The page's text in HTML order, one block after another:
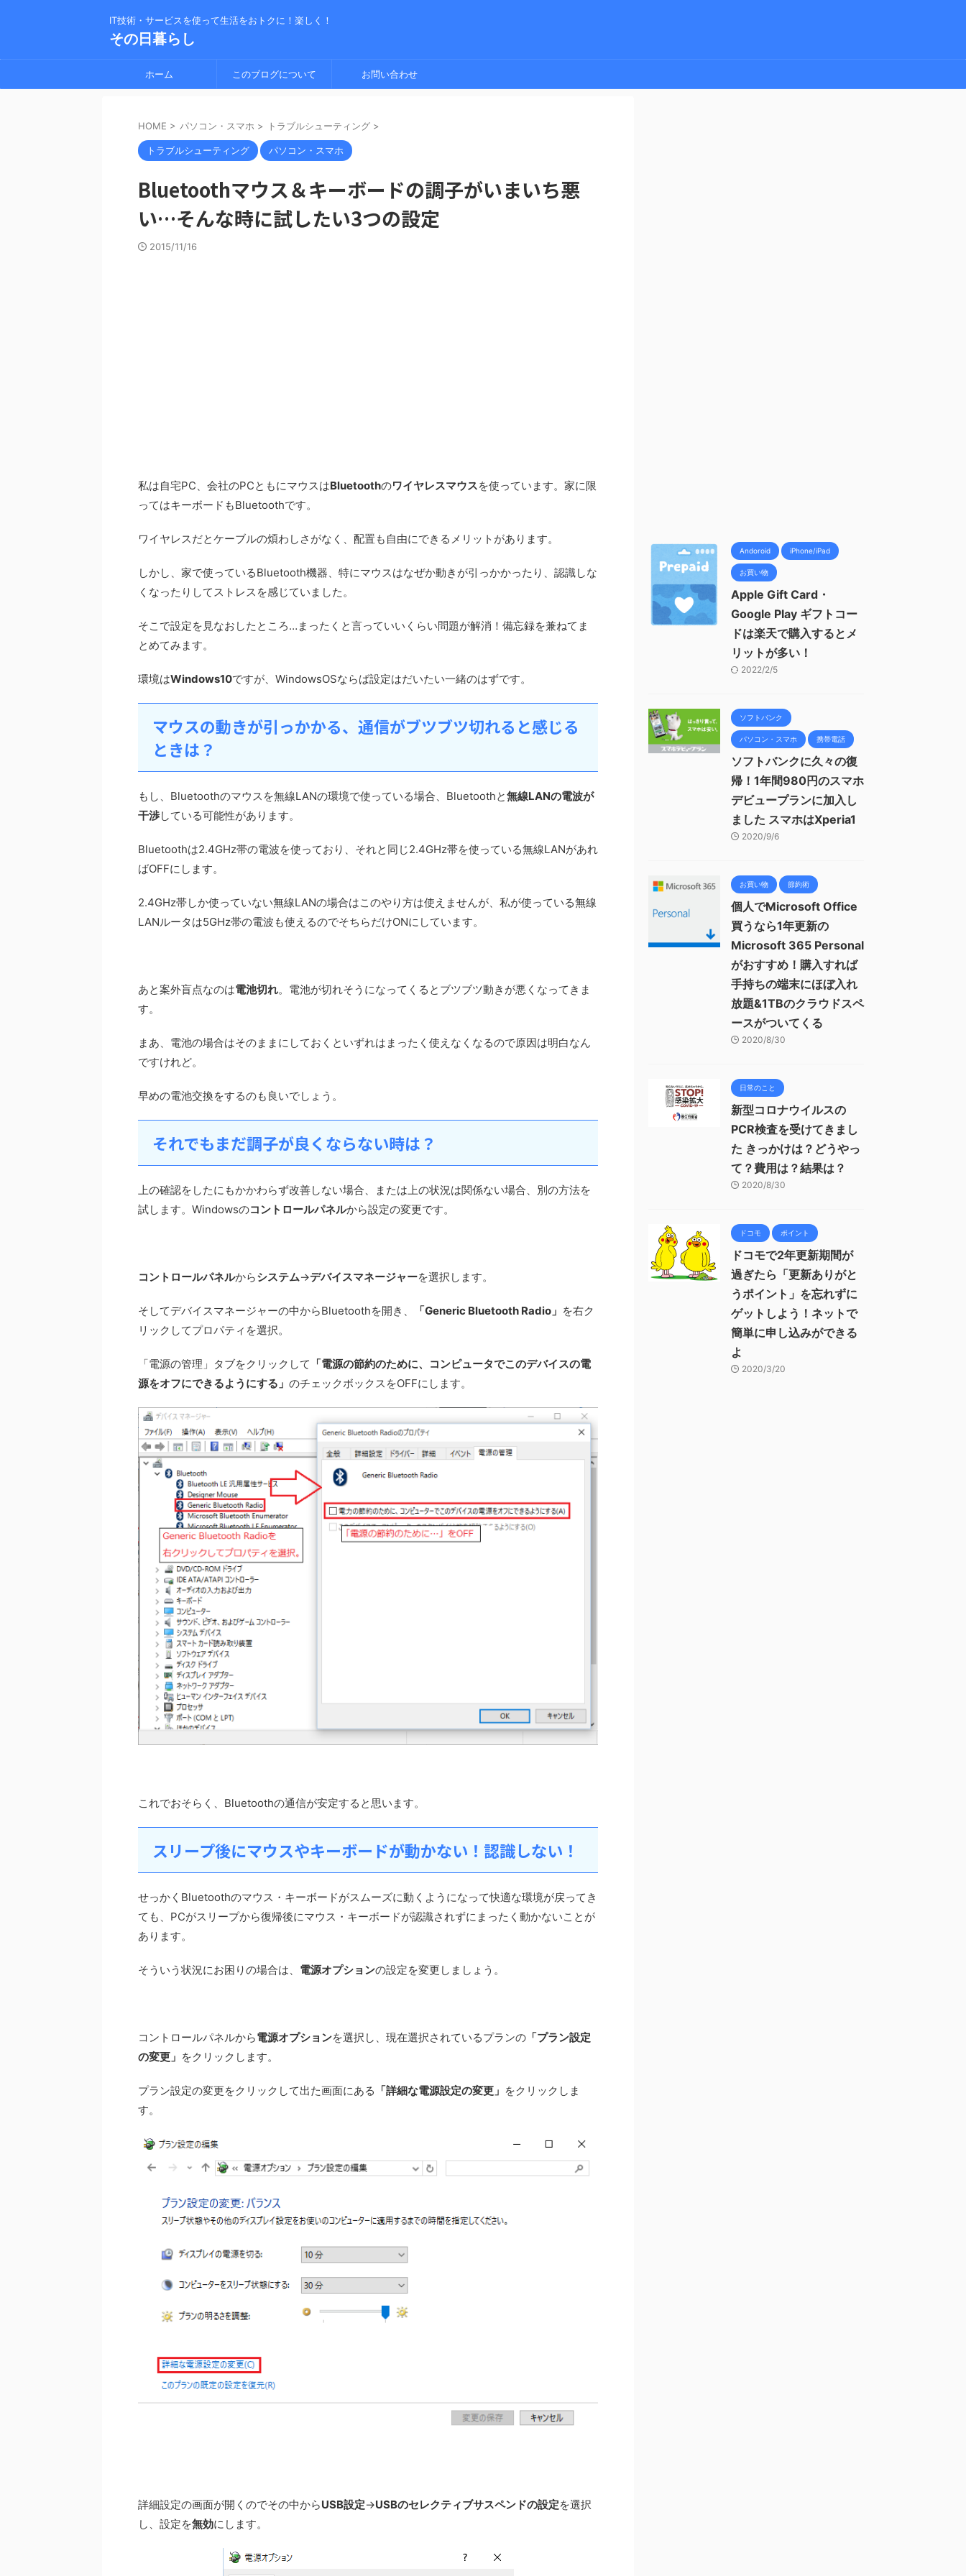
IT技術・サービスを使って生活をおトクに！楽しく！
その日暮らし
ホーム このブログについて お問い合わせ
HOME > パソコン・スマホ > トラブルシューティング >
トラブルシューティング パソコン・スマホ
Bluetoothマウス＆キーボードの調子がいまいち悪
い…そんな時に試したい3つの設定
2015/11/16
私は自宅PC、会社のPCともにマウスはBluetoothのワイヤレスマウスを使っています。家に限
ってはキーボードもBluetoothです。
ワイヤレスだとケーブルの煩わしさがなく、配置も自由にできるメリットがあります。
しかし、家で使っているBluetooth機器、特にマウスはなぜか動きが引っかかったり、認識しな
くなったりしてストレスを感じていました。
そこで設定を見なおしたところ…まったくと言っていいくらい問題が解消！備忘録を兼ねてま
とめてみます。
環境はWindows10ですが、WindowsOSならば設定はだいたい一緒のはずです。
マウスの動きが引っかかる、通信がブツブツ切れると感じる
ときは？
もし、Bluetoothのマウスを無線LANの環境で使っている場合、Bluetoothと無線LANの電波が
干渉している可能性があります。
Bluetoothは2.4GHz帯の電波を使っており、それと同じ2.4GHz帯を使っている無線LANがあれ
ばOFFにします。
2.4GHz帯しか使っていない無線LANの場合はこのやり方は使えませんが、私が使っている無線
LANルータは5GHz帯の電波も使えるのでそちらだけONにしています。
あと案外盲点なのは電池切れ。電池が切れそうになってくるとブツブツ動きが悪くなってきま
す。
まあ、電池の場合はそのままにしておくといずれはまったく使えなくなるので原因は明白なん
ですけれど。
早めの電池交換をするのも良いでしょう。
それでもまだ調子が良くならない時は？
上の確認をしたにもかかわらず改善しない場合、または上の状況は関係ない場合、別の方法を
試します。Windowsのコントロールパネルから設定の変更です。
コントロールパネルからシステム→デバイスマネージャーを選択します。
そしてデバイスマネージャーの中からBluetoothを開き、 「Generic Bluetooth Radio」 を右ク
リックしてプロパティを選択。
「電源の管理」タブをクリックして 「電源の節約のために、コンピュータでこのデバイスの電
源をオフにできるようにする」 のチェックボックスをOFFにします。
これでおそらく、Bluetoothの通信が安定すると思います。
スリープ後にマウスやキーボードが動かない！認識しない！
せっかくBluetoothのマウス・キーボードがスムーズに動くようになって快適な環境が戻ってき
ても、PCがスリープから復帰後にマウス・キーボードが認識されずにまったく動かないことが
あります。
そういう状況にお困りの場合は、 電源オプションの設定を変更しましょう。
コントロールパネルから電源オプションを選択し、現在選択されているプランの 「プラン設定
の変更」 をクリックします。
プラン設定の変更をクリックして出た画面にある 「詳細な電源設定の変更」 をクリックしま
す。
詳細設定の画面が開くのでその中からUSB設定→USBのセレクティブサスペンドの設定を選択
し、設定を無効にします。
Andoroid iPhone/iPad
お買い物
Apple Gift Card・
Google Play ギフトコー
ドは楽天で購入するとメ
リットが多い！
2022/2/5
ソフトバンク
パソコン・スマホ 携帯電話
ソフトバンクに久々の復
帰！1年間980円のスマホ
デビュープランに加入し
ました スマホはXperia1
2020/9/6
お買い物 節約術
個人でMicrosoft Office
買うなら1年更新の
Microsoft 365 Personal
がおすすめ！購入すれば
手持ちの端末にほぼ入れ
放題&1TBのクラウドスペ
ースがついてくる
2020/8/30
日常のこと
新型コロナウイルスの
PCR検査を受けてきまし
た きっかけは？どうやっ
て？費用は？結果は？
2020/8/30
ドコモ ポイント
ドコモで2年更新期間が
過ぎたら「更新ありがと
うポイント」を忘れずに
ゲットしよう！ネットで
簡単に申し込みができる
よ
2020/3/20